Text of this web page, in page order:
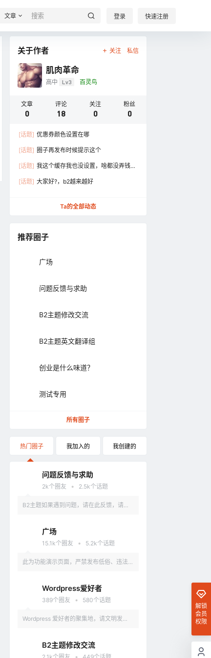
文章 登录 快速注册
关于作者 关注 私信
肌肉革命
高中 Lv3 百灵鸟
文章
0
评论
18
关注
0
粉丝
0
[话题] 优惠券颜色设置在哪
[话题] 圈子再发布时候提示这个
[话题] 我这个缓存我也没设置，啥都没弄钱也
[话题] 大家好?，b2越来越好
Ta的全部动态
推荐圈子
广场
问题反馈与求助
B2主题修改交流
B2主题英文翻译组
创业是什么味道？
测试专用
所有圈子
热门圈子 我加入的 我创建的
问题反馈与求助
2k个圈友 • 2.5k个话题
B2主题如果遇到问题，请在此反馈，请具
广场
15.1k个圈友 • 5.2k个话题
此为功能演示页面，严禁发布低俗、违法、
Wordpress爱好者
389个圈友 • 580个话题
Wordpress 爱好者的聚集地，请文明发
B2主题修改交流
解锁
会员
权限